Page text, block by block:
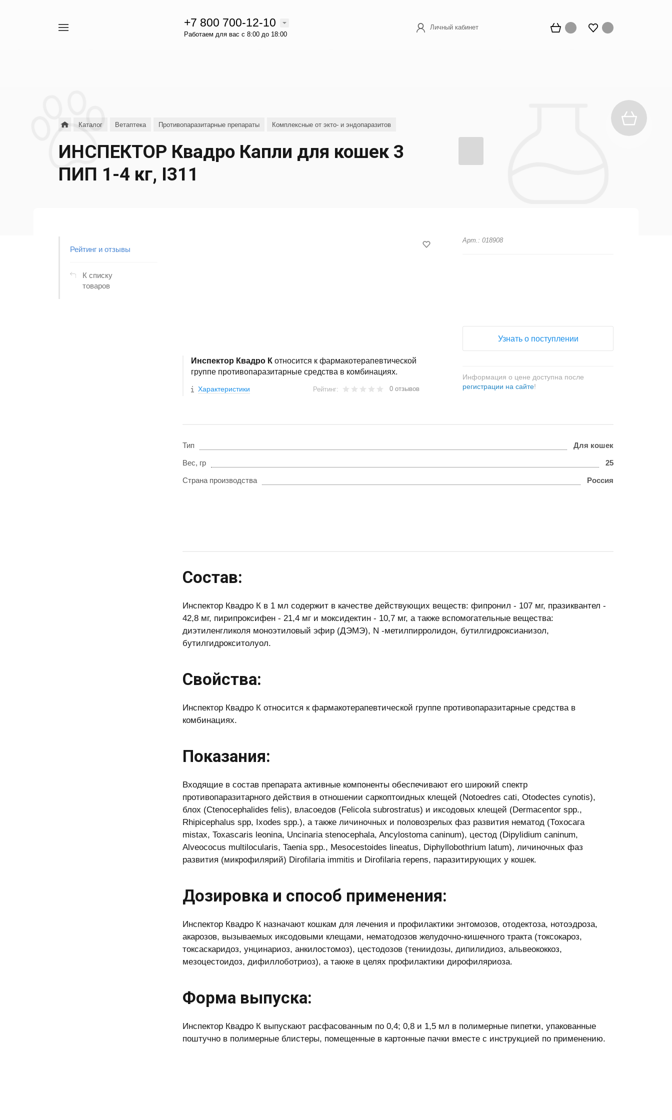
+7 800 700-12-10
Работаем для вас с 8:00 до 18:00
Личный кабинет
Каталог Ветаптека Противопаразитарные препараты Комплексные от экто- и эндопаразитов
ИНСПЕКТОР Квадро Капли для кошек 3
ПИП 1-4 кг, I311
Рейтинг и отзывы
К списку
товаров
Инспектор Квадро К относится к фармакотерапевтической
группе противопаразитарные средства в комбинациях.
Характеристики Рейтинг: 0 отзывов
Арт.: 018908
Узнать о поступлении
Информация о цене доступна после
регистрации на сайте!
Тип Для кошек
Вес, гр 25
Страна производства Россия
Состав:
Инспектор Квадро К в 1 мл содержит в качестве действующих веществ: фипронил - 107 мг, празиквантел -
42,8 мг, пирипроксифен - 21,4 мг и моксидектин - 10,7 мг, а также вспомогательные вещества:
диэтиленгликоля моноэтиловый эфир (ДЭМЭ), N -метилпирролидон, бутилгидроксианизол,
бутилгидрокситолуол.
Свойства:
Инспектор Квадро К относится к фармакотерапевтической группе противопаразитарные средства в
комбинациях.
Показания:
Входящие в состав препарата активные компоненты обеспечивают его широкий спектр
противопаразитарного действия в отношении саркоптоидных клещей (Notoedres cati, Otodectes cynotis),
блох (Ctenocephalides felis), власоедов (Felicola subrostratus) и иксодовых клещей (Dermacentor spp.,
Rhipicephalus spp, Ixodes spp.), а также личиночных и половозрелых фаз развития нематод (Тохосага
mistax, Toxascaris leonina, Uncinaria stenocephala, Ancylostoma caninum), цестод (Dipylidium caninum,
Alveococus multilocularis, Taenia spp., Mesocestoides lineatus, Diphyllobothrium latum), личиночных фаз
развития (микрофилярий) Dirofilaria immitis и Dirofilaria repens, паразитирующих у кошек.
Дозировка и способ применения:
Инспектор Квадро К назначают кошкам для лечения и профилактики энтомозов, отодектоза, нотоэдроза,
акарозов, вызываемых иксодовыми клещами, нематодозов желудочно-кишечного тракта (токсокароз,
токсаскаридоз, унцинариоз, анкилостомоз), цестодозов (тениидозы, дипилидиоз, альвеококкоз,
мезоцестоидоз, дифиллоботриоз), а таюке в целях профилактики дирофиляриоза.
Форма выпуска:
Инспектор Квадро К выпускают расфасованным по 0,4; 0,8 и 1,5 мл в полимерные пипетки, упакованные
поштучно в полимерные блистеры, помещенные в картонные пачки вместе с инструкцией по применению.